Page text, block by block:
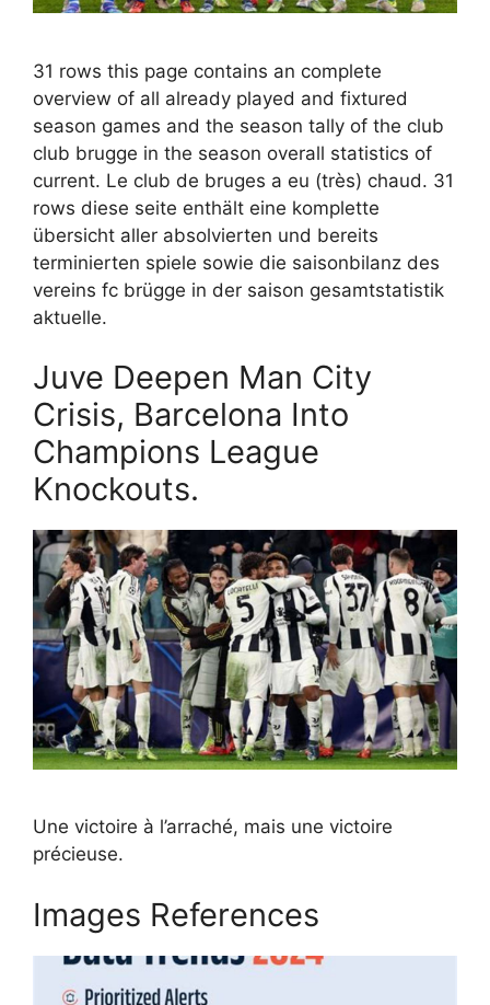
31 rows this page contains an complete
overview of all already played and fixtured
season games and the season tally of the club
club brugge in the season overall statistics of
current. Le club de bruges a eu (très) chaud. 31
rows diese seite enthält eine komplette
übersicht aller absolvierten und bereits
terminierten spiele sowie die saisonbilanz des
vereins fc brügge in der saison gesamtstatistik
aktuelle.
Juve Deepen Man City
Crisis, Barcelona Into
Champions League
Knockouts.
Une victoire à l’arraché, mais une victoire
précieuse.
Images References